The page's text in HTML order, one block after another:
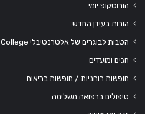
הורוסקופ יומי
הורות בעידן החדש
הטבות לבוגרים של אלטרנטיבלי College
חגים ומועדים
חופשות רוחניות / חופשות בריאות
טיפולים ברפואה משלימה